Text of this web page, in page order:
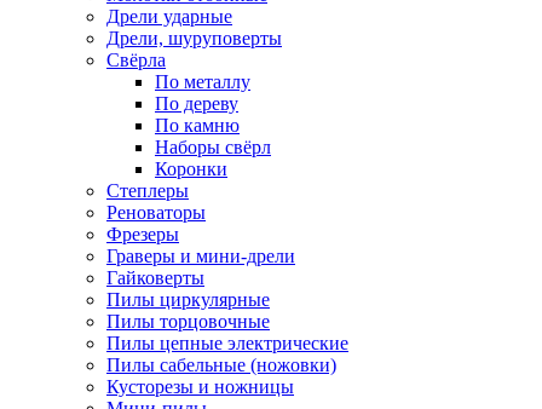
Дрели ударные
Дрели, шуруповерты
Свёрла
По металлу
По дереву
По камню
Наборы свёрл
Коронки
Степлеры
Реноваторы
Фрезеры
Граверы и мини-дрели
Гайковерты
Пилы циркулярные
Пилы торцовочные
Пилы цепные электрические
Пилы сабельные (ножовки)
Кусторезы и ножницы